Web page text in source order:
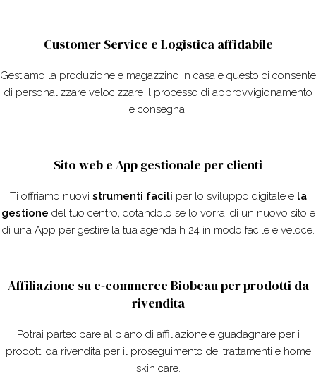
Customer Service e Logistica affidabile
Gestiamo la produzione e magazzino in casa e questo ci consente
di personalizzare velocizzare il processo di approvvigionamento
e consegna.
Sito web e App gestionale per clienti
Ti offriamo nuovi strumenti facili per lo sviluppo digitale e la
gestione del tuo centro, dotandolo se lo vorrai di un nuovo sito e
di una App per gestire la tua agenda h 24 in modo facile e veloce.
Affiliazione su e-commerce Biobeau per prodotti da
rivendita
Potrai partecipare al piano di affiliazione e guadagnare per i
prodotti da rivendita per il proseguimento dei trattamenti e home
skin care.